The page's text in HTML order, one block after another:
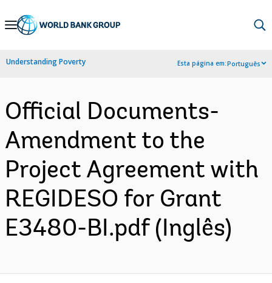
Skip
Navigation
Understanding Poverty Esta página em:Português
Official Documents-
Amendment to the
Project Agreement with
REGIDESO for Grant
E3480-BI.pdf (Inglês)